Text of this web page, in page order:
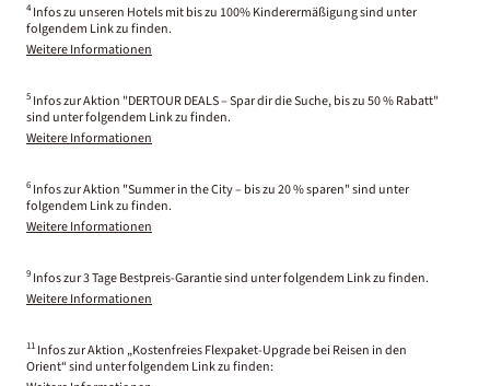
4 Infos zu unseren Hotels mit bis zu 100% Kinderermäßigung sind unter
folgendem Link zu finden.
Weitere Informationen
5 Infos zur Aktion "DERTOUR DEALS – Spar dir die Suche, bis zu 50 % Rabatt"
sind unter folgendem Link zu finden.
Weitere Informationen
6 Infos zur Aktion "Summer in the City – bis zu 20 % sparen" sind unter
folgendem Link zu finden.
Weitere Informationen
9 Infos zur 3 Tage Bestpreis-Garantie sind unter folgendem Link zu finden.
Weitere Informationen
11 Infos zur Aktion „Kostenfreies Flexpaket-Upgrade bei Reisen in den
Orient“ sind unter folgendem Link zu finden: